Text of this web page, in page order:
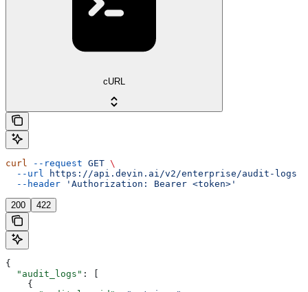
cURL
curl --request GET \
  --url
https://api.devin.ai/v2/enterprise/audit-logs
  --header
'Authorization: Bearer <token>'
200 422
{
  "audit_logs"
: [
    {